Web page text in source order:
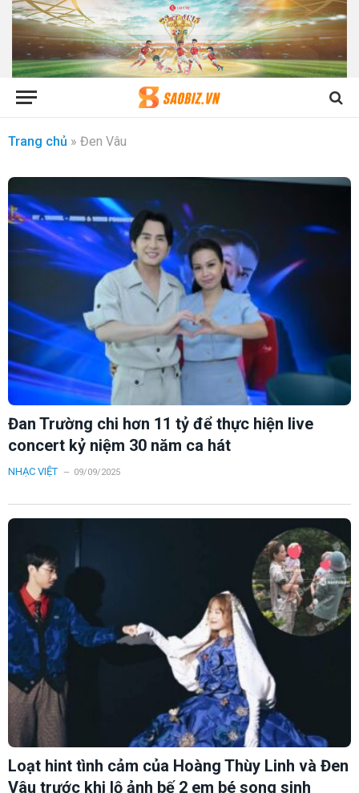
Trang chủ » Đen Vâu
Đan Trường chi hơn 11 tỷ để thực hiện live
concert kỷ niệm 30 năm ca hát
NHẠC VIỆT 09/09/2025
Loạt hint tình cảm của Hoàng Thùy Linh và Đen
Vâu trước khi lộ ảnh bế 2 em bé song sinh